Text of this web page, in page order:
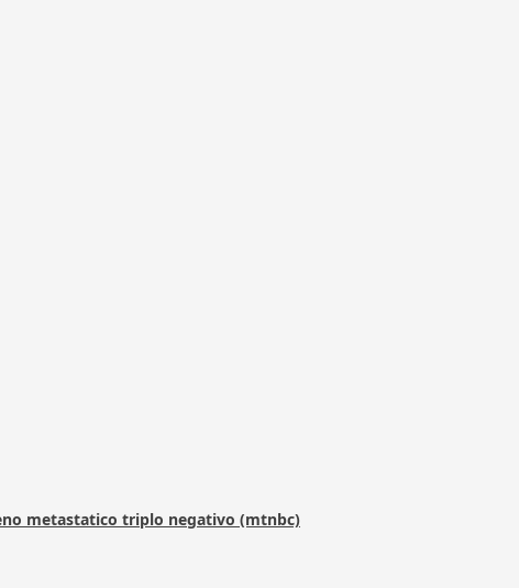
metastatico triplo negativo (mtnbc)